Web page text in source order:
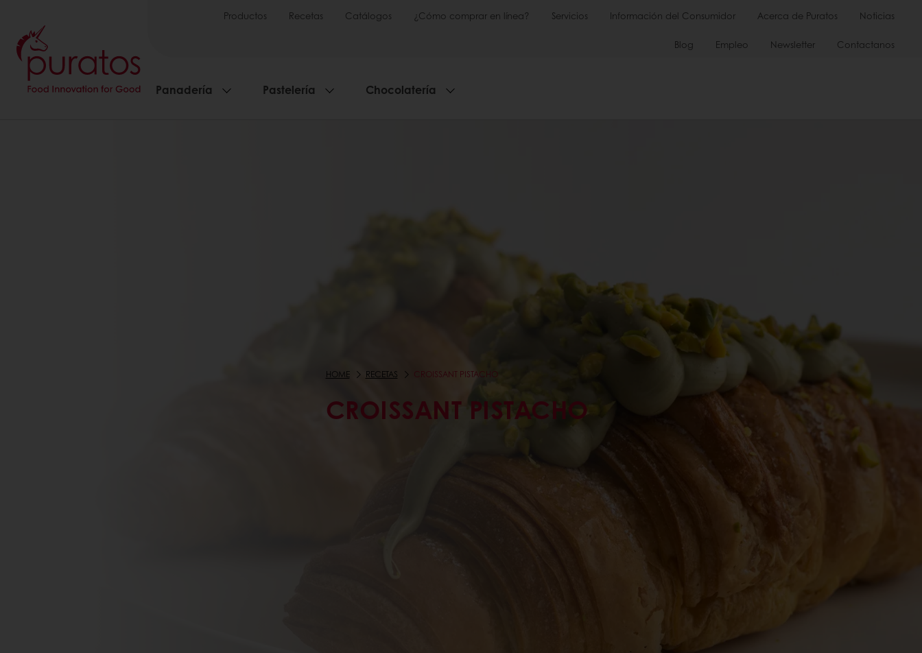
Productos Recetas Catálogos ¿Cómo comprar en línea? Servicios Información del Consumidor Acerca de Puratos Noticias
Blog Empleo Newsletter Contactanos
Panadería Pastelería Chocolatería
HOME RECETAS CROISSANT PISTACHO
CROISSANT PISTACHO